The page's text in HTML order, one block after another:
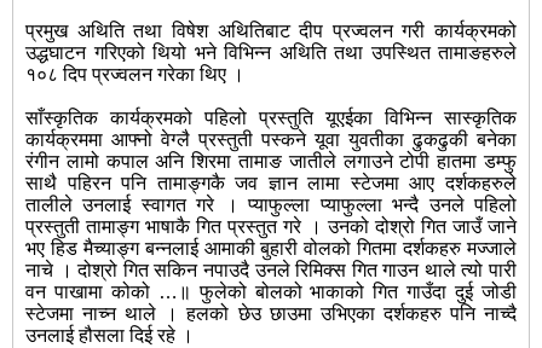
प्रमुख अथिति तथा विषेश अथितिबाट दीप प्रज्वलन गरी कार्यक्रमको
उद्धघाटन गरिएको थियो भने विभिन्न अथिति तथा उपस्थित तामाङहरुले
१०८ दिप प्रज्वलन गरेका थिए ।
साँस्कृतिक कार्यक्रमको पहिलो प्रस्तुति यूएईका विभिन्न सास्कृतिक
कार्यक्रममा आफ्नो वेग्लै प्रस्तुती पस्कने यूवा युवतीका ढुकढुकी बनेका
रंगीन लामो कपाल अनि शिरमा तामाङ जातीले लगाउने टोपी हातमा डम्फु
साथै पहिरन पनि तामाङ्गकै जव ज्ञान लामा स्टेजमा आए दर्शकहरुले
तालीले उनलाई स्वागत गरे । प्याफुल्ला प्याफुल्ला भन्दै उनले पहिलो
प्रस्तुती तामाङ्ग भाषाकै गित प्रस्तुत गरे । उनको दोश्रो गित जाउँ जाने
भए हिड मैच्याङ्ग बन्नलाई आमाकी बुहारी वोलको गितमा दर्शकहरु मज्जाले
नाचे । दोश्रो गित सकिन नपाउदै उनले रिमिक्स गित गाउन थाले त्यो पारी
वन पाखामा कोको …॥ फुलेको बोलको भाकाको गित गाउँदा दुई जोडी
स्टेजमा नाच्न थाले । हलको छेउ छाउमा उभिएका दर्शकहरु पनि नाच्दै
उनलाई हौसला दिई रहे ।